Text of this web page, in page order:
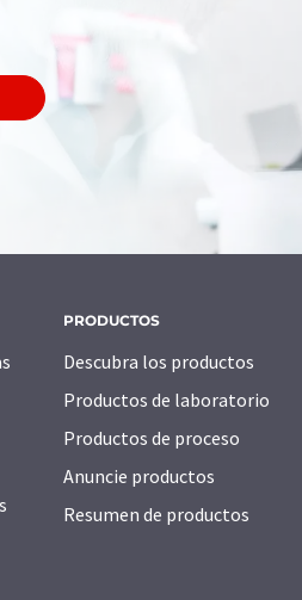
PRODUCTOS
Descubra los productos
Productos de laboratorio
Productos de proceso
Anuncie productos
Resumen de productos